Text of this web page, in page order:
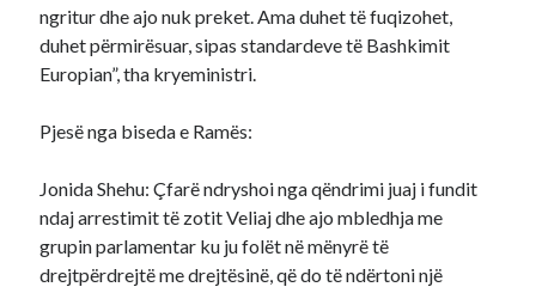
ngritur dhe ajo nuk preket. Ama duhet të fuqizohet,
duhet përmirësuar, sipas standardeve të Bashkimit
Europian”, tha kryeministri.
Pjesë nga biseda e Ramës:
Jonida Shehu: Çfarë ndryshoi nga qëndrimi juaj i fundit
ndaj arrestimit të zotit Veliaj dhe ajo mbledhja me
grupin parlamentar ku ju folët në mënyrë të
drejtpërdrejtë me drejtësinë, që do të ndërtoni një